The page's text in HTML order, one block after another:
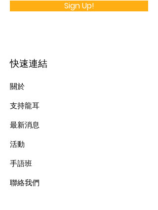
Sign Up!
快速連結
關於
支持龍耳
最新消息
​活動
手語班
​聯絡我們